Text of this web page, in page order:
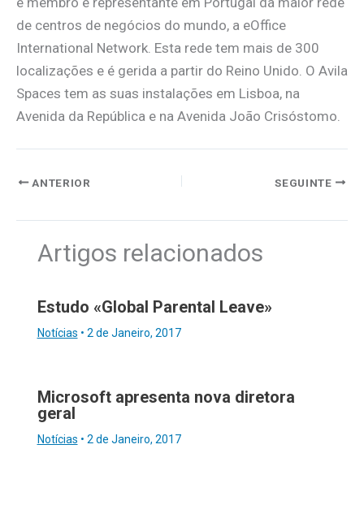
de centros de negócios do mundo, a eOffice
International Network. Esta rede tem mais de 300
localizações e é gerida a partir do Reino Unido. O Avila
Spaces tem as suas instalações em Lisboa, na
Avenida da República e na Avenida João Crisóstomo.
ANTERIOR SEGUINTE
Artigos relacionados
Estudo «Global Parental Leave»
Notícias • 2 de Janeiro, 2017
Microsoft apresenta nova diretora
geral
Notícias • 2 de Janeiro, 2017